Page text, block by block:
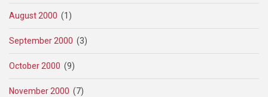
August 2000 (1)
September 2000 (3)
October 2000 (9)
November 2000 (7)